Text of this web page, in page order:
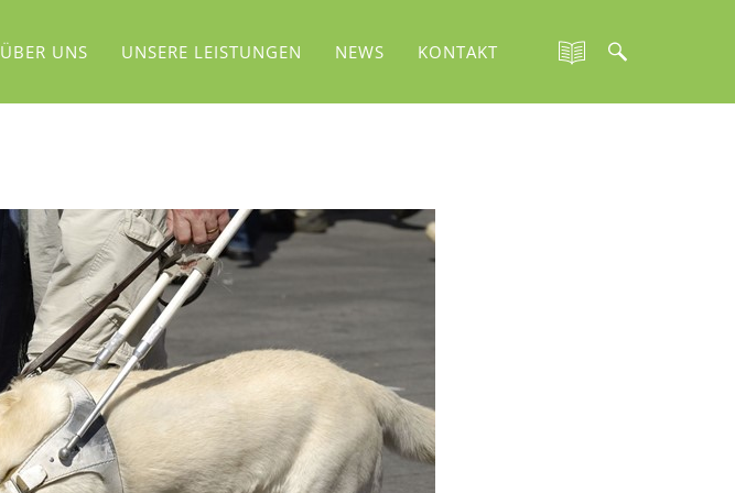
ÜBER UNS UNSERE LEISTUNGEN NEWS KONTAKT